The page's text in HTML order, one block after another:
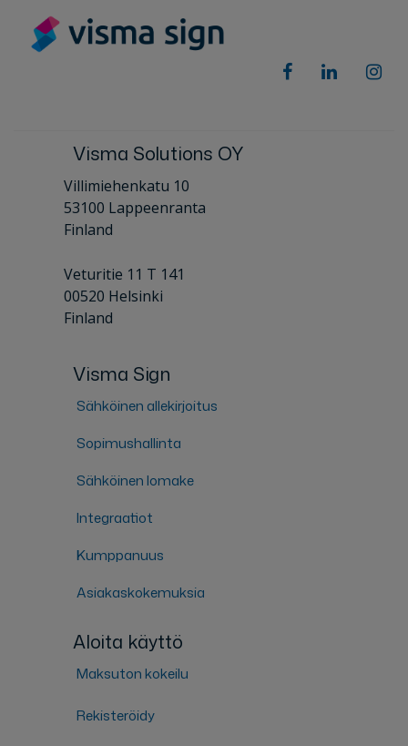
Visma Solutions OY
Villimiehenkatu 10
53100 Lappeenranta
Finland
Veturitie 11 T 141
00520 Helsinki
Finland
Visma Sign
Sähköinen allekirjoitus
Sopimushallinta
Sähköinen lomake
Integraatiot
Kumppanuus
Asiakaskokemuksia
Aloita käyttö
Maksuton kokeilu
Rekisteröidy